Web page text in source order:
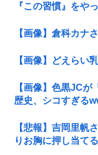
『この習慣』をや
【画像】倉科カナ
【画像】どえらい
【画像】色黒JC
歴史、シコすぎる
【悲報】吉岡里帆
りお胸に押し当て